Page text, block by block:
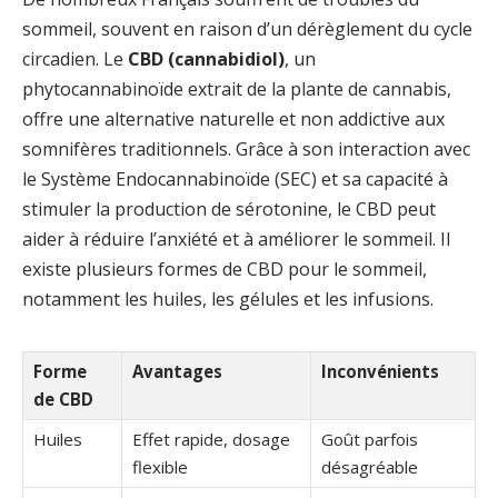
sommeil, souvent en raison d’un dérèglement du cycle
circadien. Le CBD (cannabidiol), un
phytocannabinoïde extrait de la plante de cannabis,
offre une alternative naturelle et non addictive aux
somnifères traditionnels. Grâce à son interaction avec
le Système Endocannabinoïde (SEC) et sa capacité à
stimuler la production de sérotonine, le CBD peut
aider à réduire l’anxiété et à améliorer le sommeil. Il
existe plusieurs formes de CBD pour le sommeil,
notamment les huiles, les gélules et les infusions.
Forme
de CBD
Avantages Inconvénients
Huiles
Effet rapide, dosage
flexible
Goût parfois
désagréable